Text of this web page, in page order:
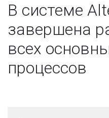
В системе
завершена
всех
процессов